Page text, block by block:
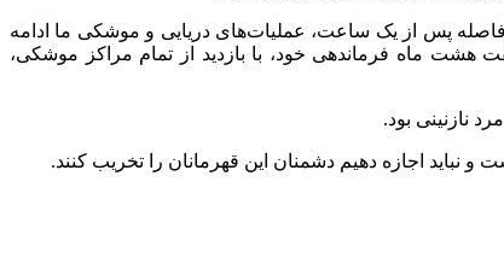
پس از یک ساعت، عملیات‌های دریایی و موشکی ما ادامه
ماه فرماندهی خود، با بازدید از تمام مراکز موشکی،
نازنینی بود.
نباید اجازه دهیم دشمنان این قهرمانان را تخریب کنند.